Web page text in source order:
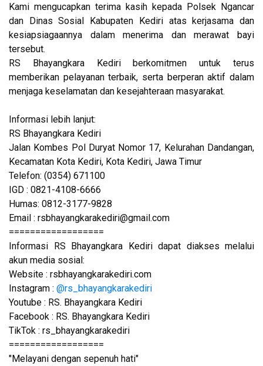
Kami mengucapkan terima kasih kepada Polsek Ngancar
dan Dinas Sosial Kabupaten Kediri atas kerjasama dan
kesiapsiagaannya dalam menerima dan merawat bayi
tersebut.
RS Bhayangkara Kediri berkomitmen untuk terus
memberikan pelayanan terbaik, serta berperan aktif dalam
menjaga keselamatan dan kesejahteraan masyarakat.
Informasi lebih lanjut:
RS Bhayangkara Kediri
Jalan Kombes Pol Duryat Nomor 17, Kelurahan Dandangan,
Kecamatan Kota Kediri, Kota Kediri, Jawa Timur
Telefon: (0354) 671100
IGD : 0821-4108-6666
Humas: 0812-3177-9828
Email : rsbhayangkarakediri@gmail.com
==================
Informasi RS Bhayangkara Kediri dapat diakses melalui
akun media sosial:
Website : rsbhayangkarakediri.com
Instagram : @rs_bhayangkarakediri
Youtube : RS. Bhayangkara Kediri
Facebook : RS. Bhayangkara Kediri
TikTok : rs_bhayangkarakediri
==================
"Melayani dengan sepenuh hati"